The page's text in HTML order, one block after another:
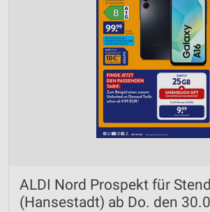
ALDI Nord Prospekt für
(Hansestadt) ab Do. den